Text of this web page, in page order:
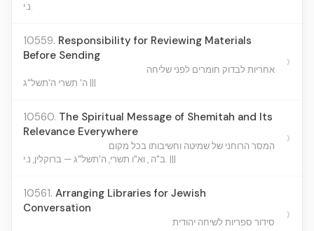
נ.י.
10559. Responsibility for Reviewing Materials
Before Sending
אחריות לבדוק חומרים לפני שליחה
ה' תשרי ה'תשל"ג |||
›
10560. The Spiritual Message of Shemitah and Its
Relevance Everywhere
המסר הרוחני של שמיטה וחשיבותו בכל מקום
ב"ה , וא"ו תשרי, ה'תשל"ג — ברוקלין, נ.י. |||
›
10561. Arranging Libraries for Jewish
Conversation
סידור ספריות לשיחה יהודית
›